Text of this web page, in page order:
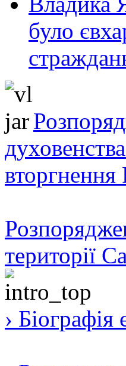
було
вторгнення
території
› Біографія